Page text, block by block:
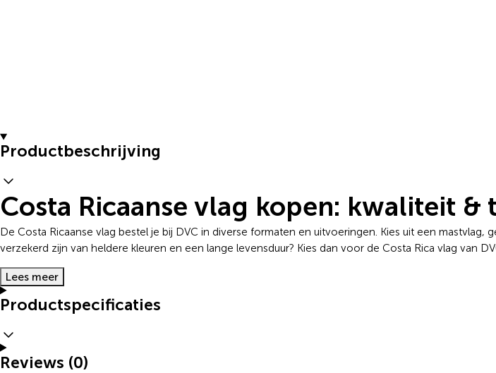
Productbeschrijving
Costa Ricaanse vlag kopen: kwaliteit &
De Costa Ricaanse vlag bestel je bij DVC in diverse formaten en uitvoeringen. Kies uit een
verzekerd zijn van heldere kleuren en een lange levensduur? Kies dan voor de Costa Rica vlag van
Lees meer
Productspecificaties
Reviews (0)